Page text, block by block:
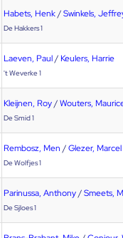
Habets, Henk/Swinkels,
De Hakkers 1
Laeven, Paul/ Keulers, Harrie
't Weverke 1
Kleijnen, Roy/Wouters,
De Smid 1
Rembosz, Men /Glezer, Marcel
De Wolfjes 1
Parinussa, Anthony/Smeets,
De Sjloes 1